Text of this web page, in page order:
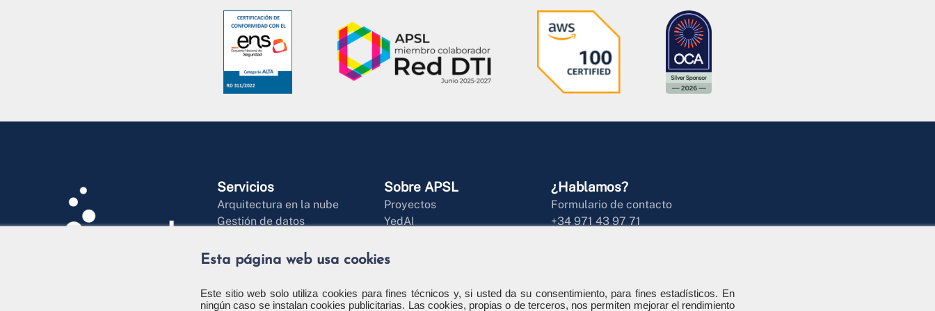
Servicios
Arquitectura en la nube
Gestión de datos
Desarrollo ágil de producto
Soluciones digitales
Business Management Software
Sobre APSL
Proyectos
YedAI
Nuestra historia
Blog
¿Hablamos?
Formulario de contacto
+34 971 43 97 71
Esta página web usa cookies
Este sitio web solo utiliza cookies para fines técnicos y, si usted da su consentimiento, para fines estadísticos. En
ningún caso se instalan cookies publicitarias. Las cookies, propias o de terceros, nos permiten mejorar el rendimiento